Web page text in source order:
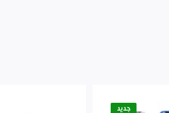
جديد